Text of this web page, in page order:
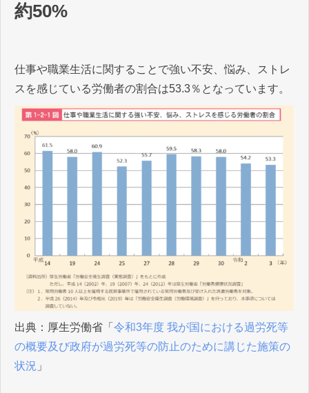
約50%
仕事や職業生活に関することで強い不安、悩み、ストレ
スを感じている労働者の割合は53.3％となっています。
出典：厚生労働省「 令和3年度 我が国における過労死等
の概要及び政府が過労死等の防止のために講じた施策の
状況 」